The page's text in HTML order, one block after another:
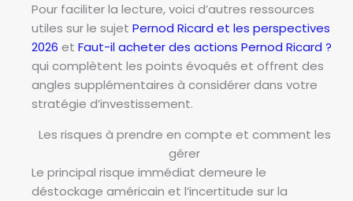
Pour faciliter la lecture, voici d’autres ressources
utiles sur le sujet Pernod Ricard et les perspectives
2026 et Faut-il acheter des actions Pernod Ricard ?
qui complètent les points évoqués et offrent des
angles supplémentaires à considérer dans votre
stratégie d’investissement.
Les risques à prendre en compte et comment les
gérer
Le principal risque immédiat demeure le
déstockage américain et l’incertitude sur la